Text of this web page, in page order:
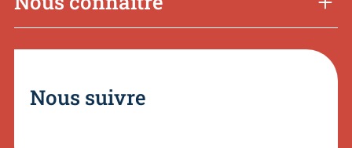
Nous suivre